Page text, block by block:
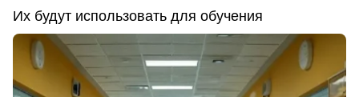
Их будут использовать для обучения